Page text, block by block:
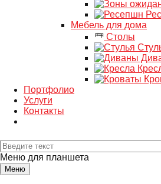
Мебель для дома
Столы
Портфолио
Услуги
Контакты
Меню для планшета
Меню